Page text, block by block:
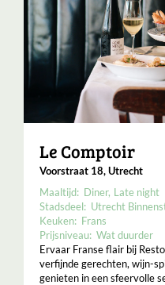
Le Comptoir
Voorstraat 18, Utrecht
Maaltijd: Diner Late night
Stadsdeel: Utrecht
Keuken: Frans
Prijsniveau: Wat duurder
Ervaar Franse flair bij
verfijnde gerechten, wijn-
genieten in een sfeervolle